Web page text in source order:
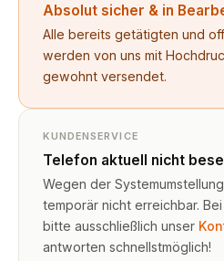
Absolut sicher & in
Alle bereits getätigten und
werden von uns mit
gewohnt versendet.
KUNDENSERVICE
Telefon aktuell nicht
Wegen der
temporär nicht erreichbar.
bitte ausschließlich unser
antworten schnellstmöglich!